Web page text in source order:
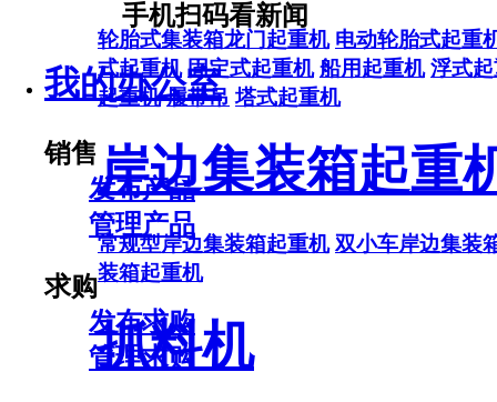
手机扫码看新闻
我的办公室
销售
发布产品
管理产品
求购
发布求购
管理求购
轮胎式集装箱龙门起重机 电动轮胎式起重
式起重机 固定式起重机 船用起重机 浮式
起重机 履带吊 塔式起重机
岸边集装箱起重
常规型岸边集装箱起重机 双小车岸边集装
装箱起重机
抓料机